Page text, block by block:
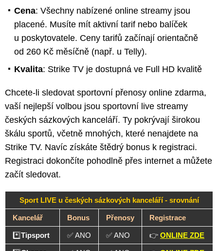
Cena: Všechny nabízené online streamy jsou
placené. Musíte mít aktivní tarif nebo balíček
u poskytovatele. Ceny tarifů začínají orientačně
od 260 Kč měsíčně (např. u Telly).
Kvalita: Strike TV je dostupná ve Full HD kvalitě
Chcete-li sledovat sportovní přenosy online zdarma,
vaší nejlepší volbou jsou sportovní live streamy
českých sázkových kanceláří. Ty pokrývají širokou
škálu sportů, včetně mnohých, které nenajdete na
Strike TV. Navíc získáte štědrý bonus k registraci.
Registraci dokončíte pohodlně přes internet a můžete
začít sledovat.
Sport LIVE u českých sázkových kanceláří - srovnání
Kancelář Bonus Přenosy Registrace
*️⃣Tipsport ✅ ANO ✅ ANO 👉 ONLINE ZDE